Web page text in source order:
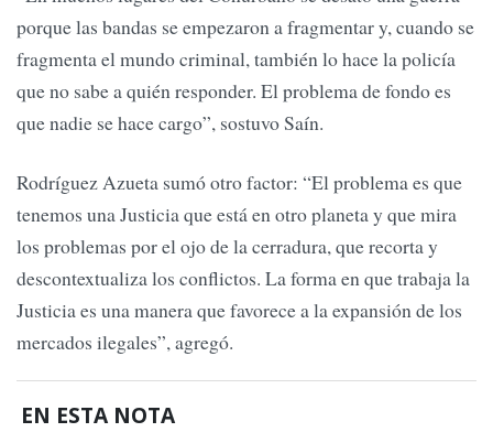
porque las bandas se empezaron a fragmentar y, cuando se
fragmenta el mundo criminal, también lo hace la policía
que no sabe a quién responder. El problema de fondo es
que nadie se hace cargo”, sostuvo Saín.
Rodríguez Azueta sumó otro factor: “El problema es que
tenemos una Justicia que está en otro planeta y que mira
los problemas por el ojo de la cerradura, que recorta y
descontextualiza los conflictos. La forma en que trabaja la
Justicia es una manera que favorece a la expansión de los
mercados ilegales”, agregó.
EN ESTA NOTA